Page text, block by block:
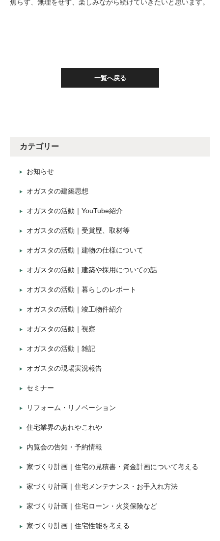
焦らず、無理をせず、楽しみながら続けていきたいと思います。
一覧へ戻る
カテゴリー
お知らせ
オガスタの建築思想
オガスタの活動｜YouTube紹介
オガスタの活動｜受賞歴、取材等
オガスタの活動｜建物の仕様について
オガスタの活動｜建築や採用についての話
オガスタの活動｜暮らしのレポート
オガスタの活動｜竣工物件紹介
オガスタの活動｜視察
オガスタの活動｜雑記
オガスタの現場実況報告
セミナー
リフォーム・リノベーション
住宅業界のあれやこれや
内覧会の告知・予約情報
家づくり計画｜住宅の見積書・資金計画について考える
家づくり計画｜住宅メンテナンス・お手入れ方法
家づくり計画｜住宅ローン・火災保険など
家づくり計画｜住宅性能を考える